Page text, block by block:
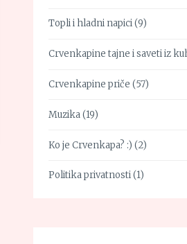
Topli i hladni napici(9)
Crvenkapine tajne i saveti iz
Crvenkapine priče (57)
Muzika(19)
Ko je Crvenkapa? :) (2)
Politika privatnosti(1)